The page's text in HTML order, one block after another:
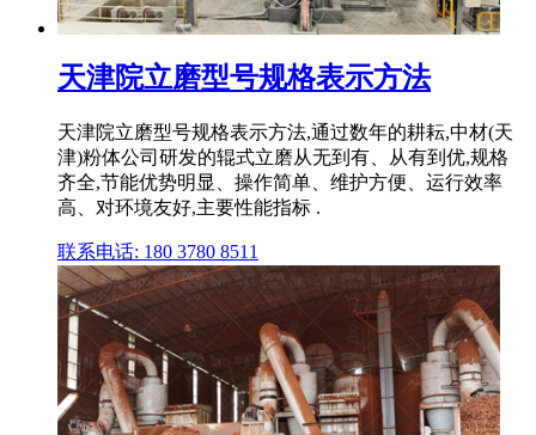
天津院立磨型号规格表示方法
天津院立磨型号规格表示方法,通过数年的耕耘,中材(天
津)粉体公司研发的辊式立磨从无到有、从有到优,规格
齐全,节能优势明显、操作简单、维护方便、运行效率
高、对环境友好,主要性能指标 .
联系电话: 180 3780 8511